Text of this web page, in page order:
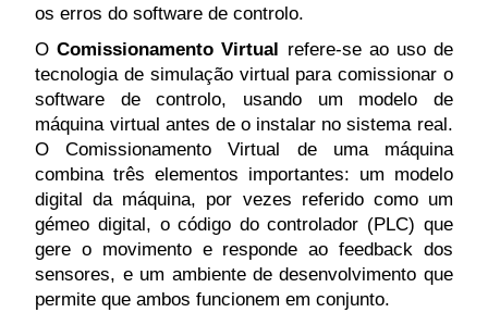
os erros do software de controlo.
OComissionamento Virtual refere-se ao uso de
tecnologia de simulação virtual para comissionar o
software de controlo, usando um modelo de
máquina virtual antes de o instalar no sistema real.
O Comissionamento Virtual de uma máquina
combina três elementos importantes: um modelo
digital da máquina, por vezes referido como um
gémeo digital, o código do controlador (PLC) que
gere o movimento e responde ao feedback dos
sensores, e um ambiente de desenvolvimento que
permite que ambos funcionem em conjunto.